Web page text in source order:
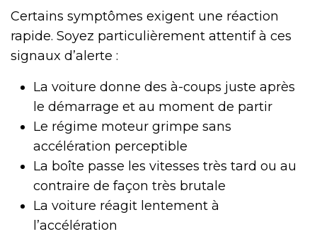
Certains symptômes exigent une réaction
rapide. Soyez particulièrement attentif à ces
signaux d’alerte :
La voiture donne des à-coups juste après
le démarrage et au moment de partir
Le régime moteur grimpe sans
accélération perceptible
La boîte passe les vitesses très tard ou au
contraire de façon très brutale
La voiture réagit lentement à
l’accélération